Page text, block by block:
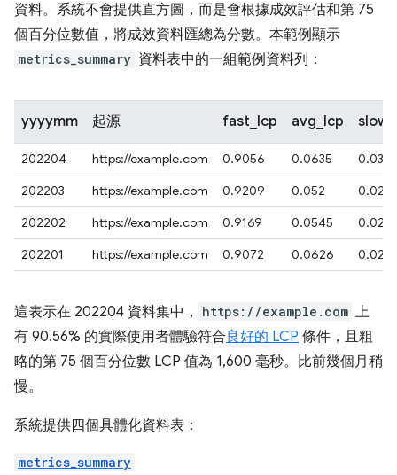
資料。系統不會提供直方圖，而是會根據成效評估和第 75
個百分位數值，將成效資料匯總為分數。本範例顯示
metrics_summary 資料表中的一組範例資料列：
yyyymm 起源 fast_lcp avg_lcp
202204 https://example.com 0.9056 0.0635
0.0301
202203
https://example.com 0.9209 0.052
202202
https://example.com 0.9169 0.0545
202201
https://example.com 0.9072 0.0626
這表示在 202204 資料集中， https://example.com 上
有 90.56% 的實際使用者體驗符合良好的 LCP 條件，且粗
略的第 75 個百分位數 LCP 值為 1,600 毫秒。比前幾個月稍
慢。
系統提供四個具體化資料表：
metrics_summary